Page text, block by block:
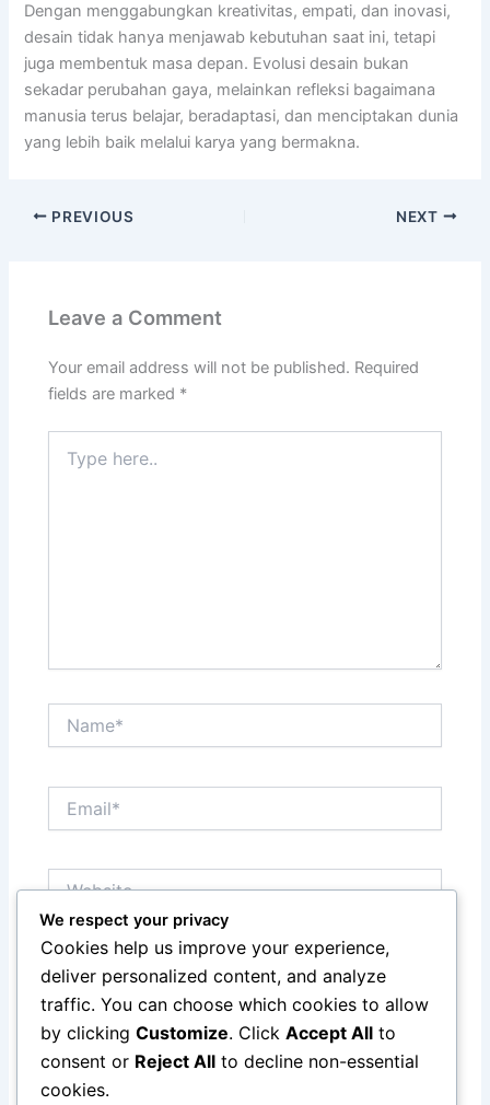
Dengan menggabungkan kreativitas, empati, dan inovasi,
desain tidak hanya menjawab kebutuhan saat ini, tetapi
juga membentuk masa depan. Evolusi desain bukan
sekadar perubahan gaya, melainkan refleksi bagaimana
manusia terus belajar, beradaptasi, dan menciptakan dunia
yang lebih baik melalui karya yang bermakna.
PREVIOUS NEXT
Leave a Comment
Your email address will not be published. Required
fields are marked *
here..
Save my name, email, and website in this browser
for the next time I comment.
We respect your privacy
Cookies help us improve your experience,
deliver personalized content, and analyze
traffic. You can choose which cookies to allow
by clicking Customize. Click Accept All to
consent or Reject All to decline non-essential
cookies.